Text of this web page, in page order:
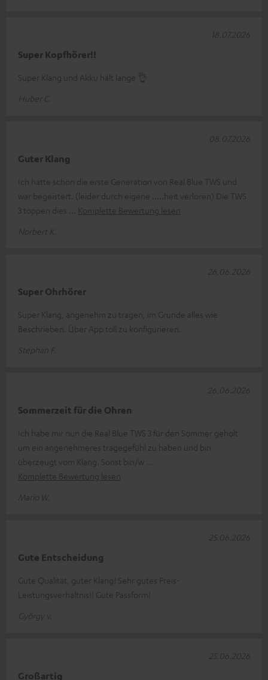
Super Kopfhörer!!
Super Klang und Akku hält lange 👌
Huber C.
18.07.2026
Guter Klang
Ich hatte schon die erste Generation von Real Blue TWS und
war begeistert. (leider durch eigene .....heit verloren) Die TWS
3 toppen dies
Komplette Bewertung lesen
Norbert K.
08.07.2026
Super Ohrhörer
Super Klang, angenehm zu tragen, im Grunde alles wie
Beschrieben. Über App toll zu konfigurieren.
Stephan F.
26.06.2026
Sommerzeit für die Ohren
Ich habe mir nun die Real Blue TWS 3 für den Sommer geholt
um ein angenehmeres tragegefühl zu haben und bin
überzeugt vom Klang. Sonst bin/w
Komplette Bewertung lesen
Mario W.
26.06.2026
Gute Entscheidung
Gute Qualität, guter Klang! Sehr gutes Preis-
Leistungsverhältnis!! Gute Passform!
György v.
25.06.2026
Großartig
25.06.2026